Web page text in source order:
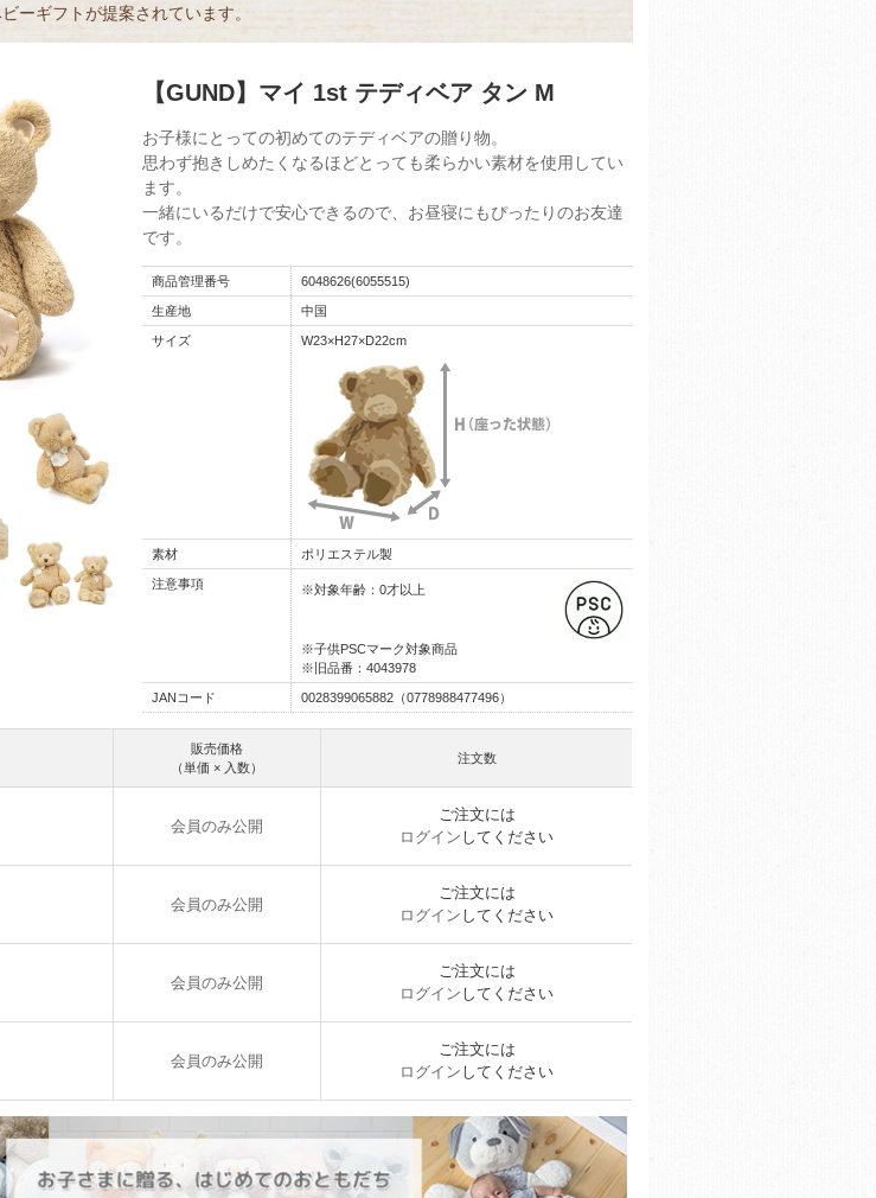
ーギフトが提案されています。
【GUND】マイ 1st テディベア タン M
お子様にとっての初めてのテディベアの贈り物。
思わず抱きしめたくなるほどとっても柔らかい素材を使用してい
ます。
一緒にいるだけで安心できるので、お昼寝にもぴったりのお友達
です。
商品管理番号 6048626(6055515)
生産地 中国
サイズ W23×H27×D22cm
素材 ポリエステル製
注意事項 ※対象年齢：0才以上
※子供PSCマーク対象商品
※旧品番：4043978
JANコード 0028399065882（0778988477496）
販売価格
（単価 × 入数）
注文数
会員のみ公開
ご注文には
ログイン してください
会員のみ公開
ご注文には
ログイン してください
会員のみ公開
ご注文には
ログイン してください
会員のみ公開
ご注文には
ログイン してください